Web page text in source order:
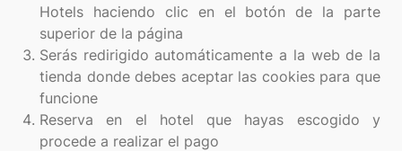
Hotels haciendo clic en el botón de la parte
superior de la página
Serás redirigido automáticamente a la web de la
tienda donde debes aceptar las cookies para que
funcione
Reserva en el hotel que hayas escogido y
procede a realizar el pago